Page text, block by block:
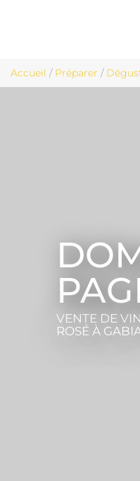
Accueil / Préparer /
VENTE DE
ROSÉ À